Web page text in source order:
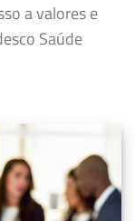
a valores e
Saúde